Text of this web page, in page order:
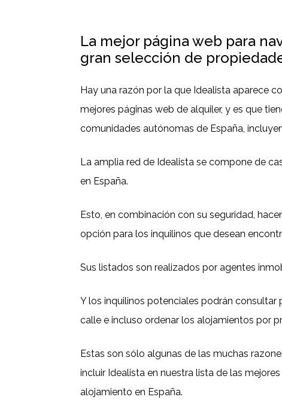
La mejor página web para
gran selección de
Hay una razón por la que Idealista aparece
mejores páginas web de alquiler, y es que
comunidades autónomas de España,
La amplia red de Idealista se compone de
en España.
Esto, en combinación con su seguridad,
opción para los inquilinos que desean
Sus listados son realizados por agentes
Y los inquilinos potenciales podrán consultar
calle e incluso ordenar los alojamientos por
Estas son sólo algunas de las muchas
incluir Idealista en nuestra lista de las
alojamiento en España.